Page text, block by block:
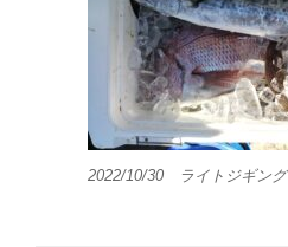
2022/10/30 ライトジギング